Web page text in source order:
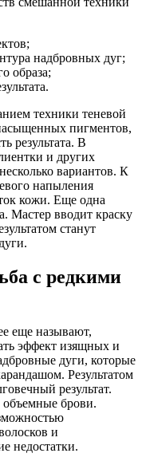
надбровных дуг;
образа;
техники теневой
пигментов,
результата. В
и других
вариантов. К
напыления
кожи. Еще одна
Мастер вводит краску
станут
с редкими
еще называют,
эффект изящных и
дуги, которые
Результатом
результат.
брови.
и
недостатки.